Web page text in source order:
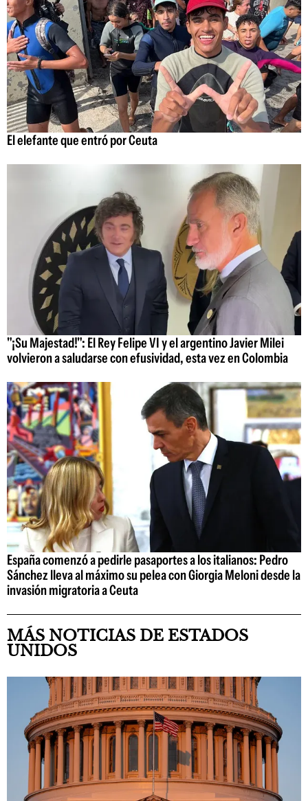
El elefante que entró por Ceuta
"¡Su Majestad!": El Rey Felipe VI y el argentino Javier Milei
volvieron a saludarse con efusividad, esta vez en Colombia
España comenzó a pedirle pasaportes a los italianos: Pedro
Sánchez lleva al máximo su pelea con Giorgia Meloni desde la
invasión migratoria a Ceuta
MÁS NOTICIAS DE ESTADOS
UNIDOS